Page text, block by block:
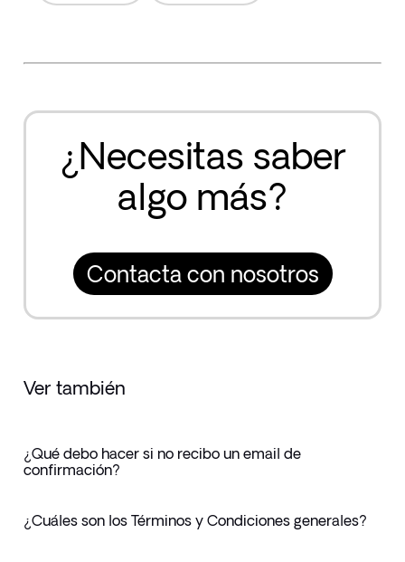
¿Necesitas saber
algo más?
Contacta con nosotros
Ver también
¿Qué debo hacer si no recibo un email de
confirmación?
¿Cuáles son los Términos y Condiciones generales?